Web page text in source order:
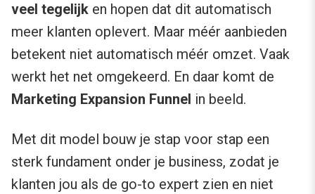
veel tegelijk en hopen dat dit automatisch
meer klanten oplevert. Maar méér aanbieden
betekent niet automatisch méér omzet. Vaak
werkt het net omgekeerd. En daar komt de
Marketing Expansion Funnel in beeld.
Met dit model bouw je stap voor stap een
sterk fundament onder je business, zodat je
klanten jou als de go-to expert zien en niet